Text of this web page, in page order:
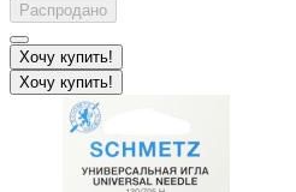
Распродано
Хочу купить!
Хочу купить!